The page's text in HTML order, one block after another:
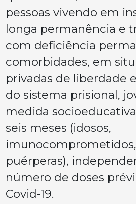
pessoas vivendo em
longa permanência e
com deficiência
comorbidades, em
privadas de liberdade
do sistema prisional,
medida
seis meses (idosos,
puérperas),
número de doses
Covid-19.